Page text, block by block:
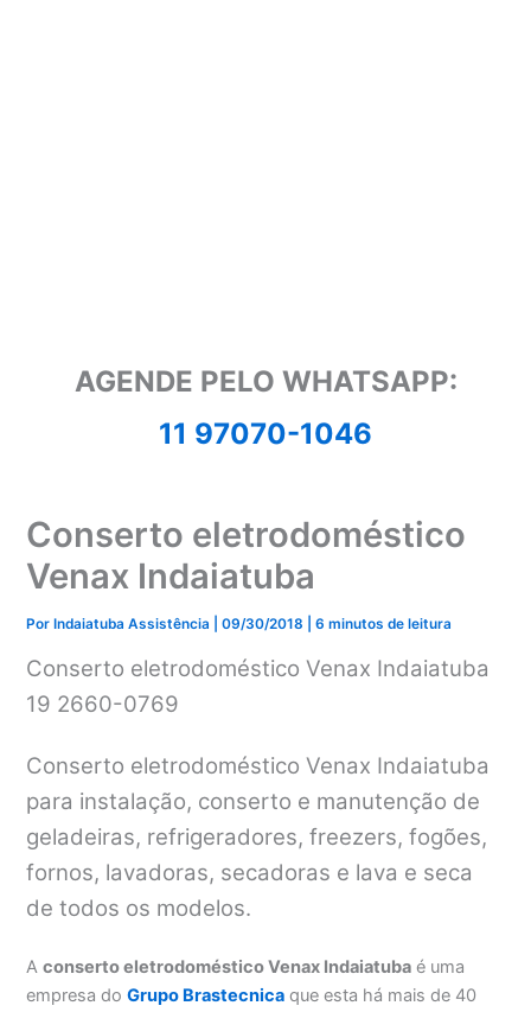
AGENDE PELO WHATSAPP:
11 97070-1046
Conserto eletrodoméstico
Venax Indaiatuba
Por Indaiatuba Assistência |09/30/2018 |6 minutos de leitura
Conserto eletrodoméstico Venax Indaiatuba
19 2660-0769
Conserto eletrodoméstico Venax Indaiatuba
para instalação, conserto e manutenção de
geladeiras, refrigeradores, freezers, fogões,
fornos, lavadoras, secadoras e lava e seca
de todos os modelos.
Aconserto eletrodoméstico Venax Indaiatuba é uma
empresa doGrupo Brastecnica que esta há mais de 40